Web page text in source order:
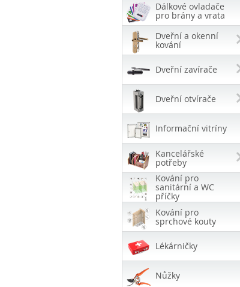
Dálkové ovladače
pro brány a vrata
Dveřní a okenní
kování
Dveřní zavírače
Dveřní otvírače
Informační vitríny
Kancelářské
potřeby
Kování pro
sanitární a WC
příčky
Kování pro
sprchové kouty
Lékárničky
Nůžky